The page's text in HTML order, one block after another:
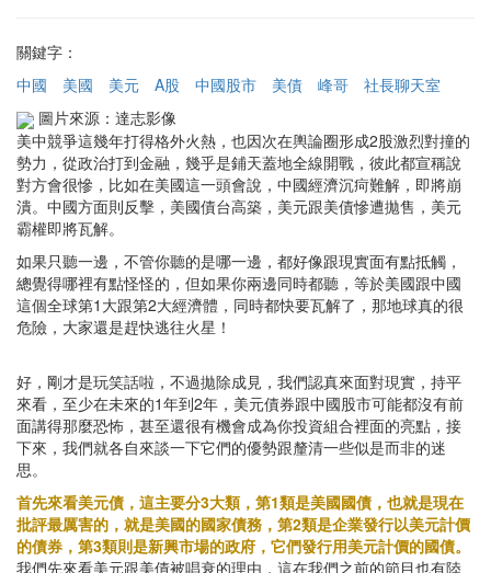
關鍵字：
中國
美國 美元 A股 中國股市 美債 峰哥
社長聊天室
圖片來源：達志影像
美中競爭這幾年打得格外火熱，也因次在輿論圈形成2股激烈對撞的
勢力，從政治打到金融，幾乎是鋪天蓋地全線開戰，彼此都宣稱說
對方會很慘，比如在美國這一頭會說，中國經濟沉疴難解，即將崩
潰。中國方面則反擊，美國債台高築，美元跟美債慘遭拋售，美元
霸權即將瓦解。
如果只聽一邊，不管你聽的是哪一邊，都好像跟現實面有點抵觸，
總覺得哪裡有點怪怪的，但如果你兩邊同時都聽，等於美國跟中國
這個全球第1大跟第2大經濟體，同時都快要瓦解了，那地球真的很
危險，大家還是趕快逃往火星！
好，剛才是玩笑話啦，不過拋除成見，我們認真來面對現實，持平
來看，至少在未來的1年到2年，美元債券跟中國股市可能都沒有前
面講得那麼恐怖，甚至還很有機會成為你投資組合裡面的亮點，接
下來，我們就各自來談一下它們的優勢跟釐清一些似是而非的迷
思。
首先來看美元債，這主要分3大類，第1類是美國國債，也就是現在
批評最厲害的，就是美國的國家債務，第2類是企業發行以美元計價
的債券，第3類則是新興市場的政府，它們發行用美元計價的國債。
我們先來看美元跟美債被唱衰的理由，這在我們之前的節目也有陸